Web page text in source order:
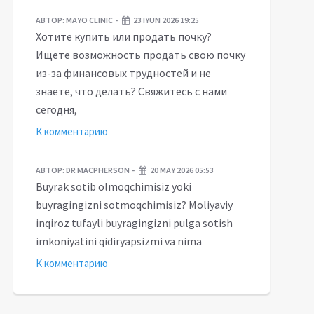
АВТОР: MAYO CLINIC 23 IYUN 2026 19:25
Хотите купить или продать почку?
Ищете возможность продать свою почку
из-за финансовых трудностей и не
знаете, что делать? Свяжитесь с нами
сегодня,
К комментарию
АВТОР: DR MACPHERSON 20 MAY 2026 05:53
Buyrak sotib olmoqchimisiz yoki
buyragingizni sotmoqchimisiz? Moliyaviy
inqiroz tufayli buyragingizni pulga sotish
imkoniyatini qidiryapsizmi va nima
К комментарию